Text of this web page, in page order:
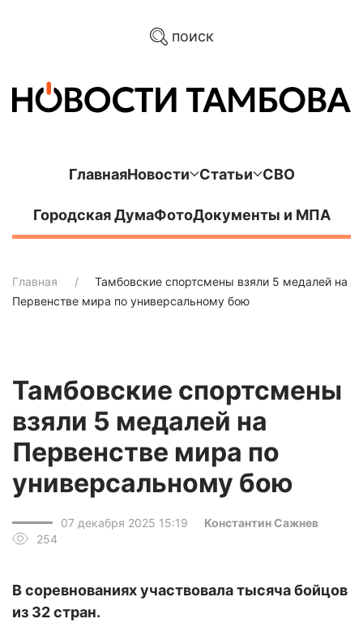
поиск
ГлавнаяНовости Статьи СВО
Городская ДумаФотоДокументы и МПА
Главная
Тамбовские спортсмены взяли 5 медалей на
Первенстве мира по универсальному бою
Тамбовские спортсмены
взяли 5 медалей на
Первенстве мира по
универсальному бою
07 декабря 2025 15:19
Константин Сажнев
254
В соревнованиях участвовала тысяча бойцов
из 32 стран.